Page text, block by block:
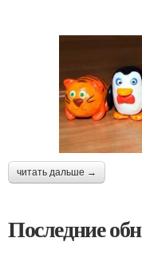
читать дальше →
Последние